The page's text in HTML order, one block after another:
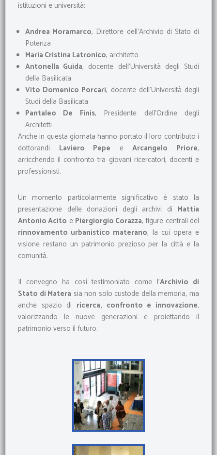
istituzioni e università:
Andrea Moramarco, Direttore dell’Archivio di Stato di
Potenza
Maria Cristina Latronico, architetto
Antonella Guida, docente dell’Università degli Studi
della Basilicata
Vito Domenico Porcari, docente dell’Università degli
Studi della Basilicata
Pantaleo De Finis, Presidente dell’Ordine degli
Architetti
Anche in questa giornata hanno portato il loro contributo i
dottorandi Laviero Pepe eArcangelo Priore,
arricchendo il confronto tra giovani ricercatori, docenti e
professionisti.
Un momento particolarmente significativo è stato la
presentazione delle donazioni degli archivi di Mattia
Antonio Acito e Piergiorgio Corazza, figure centrali del
rinnovamento urbanistico materano, la cui opera e
visione restano un patrimonio prezioso per la città e la
comunità.
Il convegno ha così testimoniato come l’Archivio di
Stato di Matera sia non solo custode della memoria, ma
anche spazio di ricerca, confronto e innovazione,
valorizzando le nuove generazioni e proiettando il
patrimonio verso il futuro.